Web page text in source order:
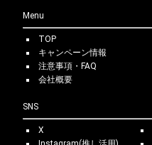
Menu
TOP
キャンペーン情報
注意事項・FAQ
会社概要
SNS
X